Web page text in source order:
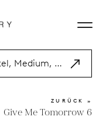
ZURÜCK »
Give Me Tomorrow 6